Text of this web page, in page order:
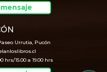
Urrutia, Pucón
hrs/15.00 a 19.00 hrs